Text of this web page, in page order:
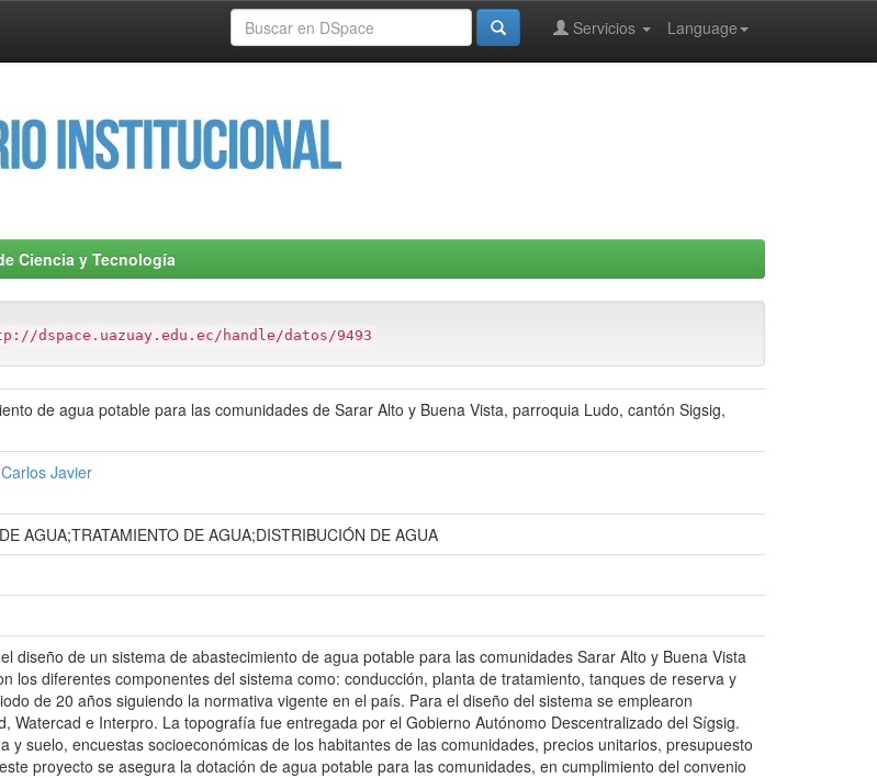
Language
Servicios
Ciencia y Tecnología
dspace.uazuay.edu.ec/handle/datos/9493
de agua potable para las comunidades de Sarar Alto y Buena Vista, parroquia Ludo, cantón Sigsig,
Javier
AGUA;TRATAMIENTO DE AGUA;DISTRIBUCIÓN DE AGUA
diseño de un sistema de abastecimiento de agua potable para las comunidades Sarar Alto y Buena Vista
los diferentes componentes del sistema como: conducción, planta de tratamiento, tanques de reserva y
de 20 años siguiendo la normativa vigente en el país. Para el diseño del sistema se emplearon
Watercad e Interpro. La topografía fue entregada por el Gobierno Autónomo Descentralizado del Sígsig.
y suelo, encuestas socioeconómicas de los habitantes de las comunidades, precios unitarios, presupuesto
proyecto se asegura la dotación de agua potable para las comunidades, en cumplimiento del convenio